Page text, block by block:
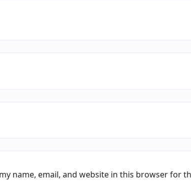
name, email, and website in this browser for